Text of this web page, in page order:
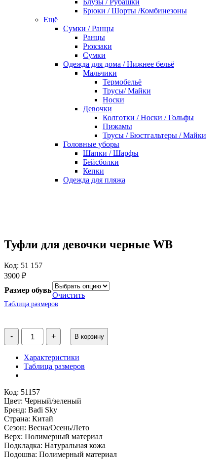
Брюки / Шорты /Комбинезоны
Ещё
Сумки / Ранцы
Ранцы
Рюкзаки
Сумки
Одежда для дома / Нижнее бельё
Мальчики
Термобельё
Трусы/ Майки
Носки
Девочки
Колготки / Носки / Гольфы
Пижамы
Трусы / Бюстгальтеры / Майки
Головные уборы
Шапки / Шарфы
Бейсболки
Кепки
Одежда для пляжа
Туфли для девочки черные WB
Код: 51 157
3900 ₽
Размер обувь
Очистить
Таблица размеров
-
Количество
товара
Туфли
для
девочки
черные
+ В корзину
Характеристики
Таблица размеров
Код: 51157
Цвет: Черный/зеленый
Бренд: Badi Sky
Страна: Китай
Сезон: Весна/Осень/Лето
Верх: Полимерный материал
Подкладка: Натуральная кожа
Подошва: Полимерный материал